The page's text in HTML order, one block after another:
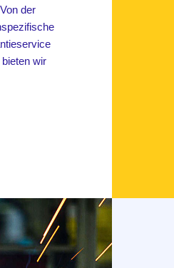
der
wir